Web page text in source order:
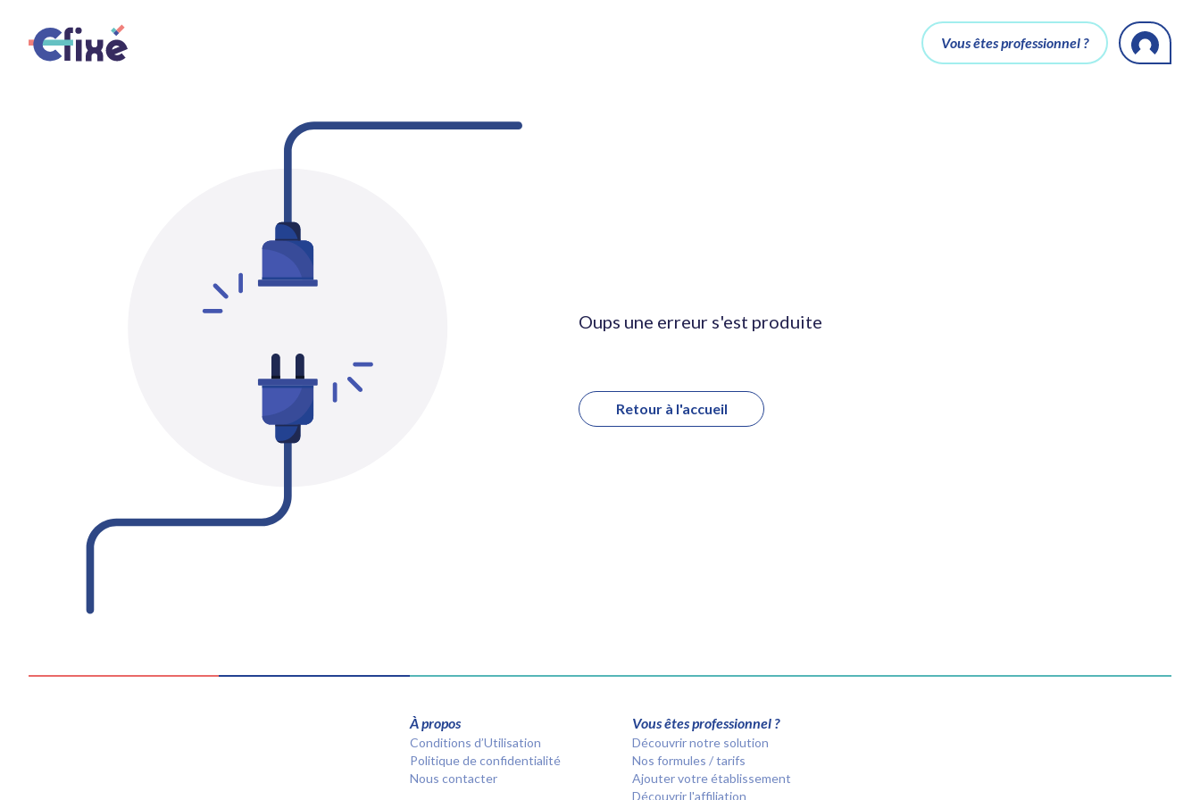
Vous êtes professionnel ?
Oups une erreur s'est produite
Retour à l'accueil
À propos
Conditions d’Utilisation
Politique de confidentialité
Nous contacter
Vous êtes professionnel ?
Découvrir notre solution
Nos formules / tarifs
Ajouter votre établissement
Découvrir l'affiliation